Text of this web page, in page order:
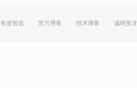
有道智选 官方博客 技术博客 诚聘英才